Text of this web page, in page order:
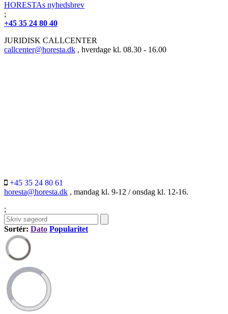
HORESTAs nyhedsbrev
;
+45 35 24 80 40
JURIDISK CALLCENTER
callcenter@horesta.dk , hverdage kl. 08.30 - 16.00
+45 35 24 80 61
horesta@horesta.dk , mandag kl. 9-12 / onsdag kl. 12-16.
;
Sortér: Dato Popularitet